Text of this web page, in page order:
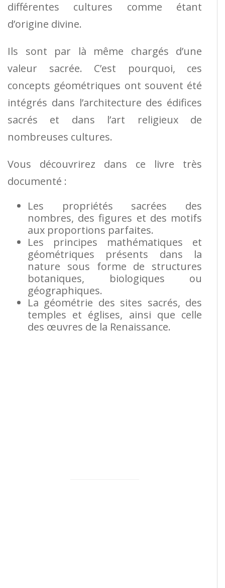
différentes cultures comme étant
d’origine divine.
Ils sont par là même chargés d’une
valeur sacrée. C’est pourquoi, ces
concepts géométriques ont souvent été
intégrés dans l’architecture des édifices
sacrés et dans l’art religieux de
nombreuses cultures.
Vous découvrirez dans ce livre très
documenté :
Les propriétés sacrées des
nombres, des figures et des motifs
aux proportions parfaites.
Les principes mathématiques et
géométriques présents dans la
nature sous forme de structures
botaniques, biologiques ou
géographiques.
La géométrie des sites sacrés, des
temples et églises, ainsi que celle
des œuvres de la Renaissance.